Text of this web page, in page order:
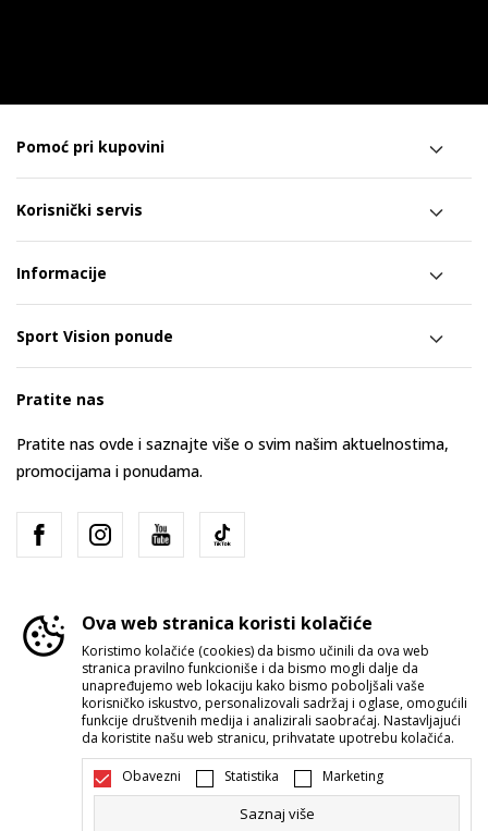
Pomoć pri kupovini
Korisnički servis
Informacije
Sport Vision ponude
Pratite nas
Pratite nas ovde i saznajte više o svim našim aktuelnostima,
promocijama i ponudama.
Srbija Promenite
Ova web stranica koristi kolačiće
Koristimo kolačiće (cookies) da bismo učinili da ova web
stranica pravilno funkcioniše i da bismo mogli dalje da
unapređujemo web lokaciju kako bismo poboljšali vaše
korisničko iskustvo, personalizovali sadržaj i oglase, omogućili
funkcije društvenih medija i analizirali saobraćaj. Nastavljajući
da koristite našu web stranicu, prihvatate upotrebu kolačića.
Obavezni Statistika Marketing
Saznaj više